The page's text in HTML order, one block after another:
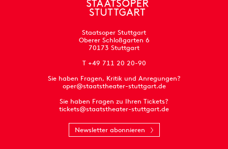
Staatsoper Stuttgart
Oberer Schloßgarten 6
70173 Stuttgart
T +49 711 20 20-90
Sie haben Fragen, Kritik und Anregungen?
oper@staatstheater-stuttgart.de
Sie haben Fragen zu Ihren Tickets?
tickets@staatstheater-stuttgart.de
Newsletter abonnieren